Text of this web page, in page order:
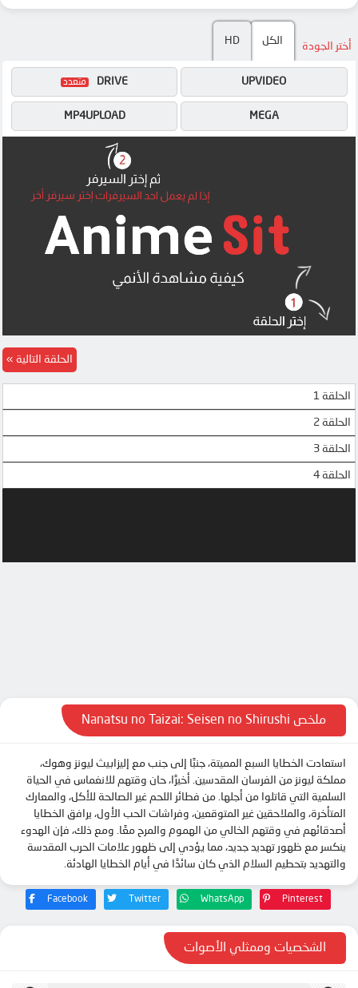
أختر الجودة الكل HD
UPVIDEO
MP4UPLOAD MEGA
DRIVE
الحلقة 1
الحلقة 2
الحلقة 3
الحلقة 4
الحلقة التالية
ملخص Nanatsu no Taizai: Seisen no Shirushi
استعادت الخطايا السبع المميتة، جنبًا إلى جنب مع إليزابيث ليونز وهوك،
مملكة ليونز من الفرسان المقدسين. أخيرًا، حان وقتهم للانغماس في الحياة
السلمية التي قاتلوا من أجلها. من فطائر اللحم غير الصالحة للأكل، والمعارك
المتأخرة، والملاحقين غير المتوقعين، وفراشات الحب الأول، يرافق الخطايا
أصدقائهم في وقتهم الخالي من الهموم والمرح معًا. ومع ذلك، فإن الهدوء
ينكسر مع ظهور تهديد جديد، مما يؤدي إلى ظهور علامات الحرب المقدسة
والتهديد بتحطيم السلام الذي كان سائدًا في أيام الخطايا الهادئة.
Facebook Twitter WhatsApp Pinterest
الشخصيات وممثلي الأصوات